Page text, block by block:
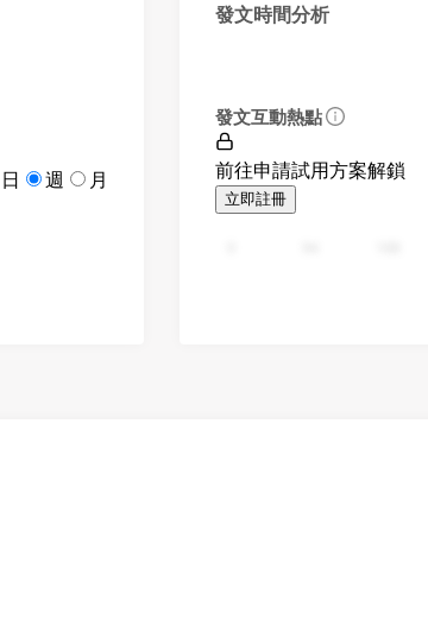
日 週 月
發文時間分析
發文互動熱點
前往申請試用方案解鎖
立即註冊